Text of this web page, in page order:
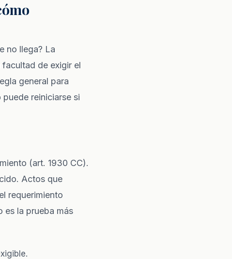
no llega? La
de exigir el
general para
reiniciarse si
(art. 1930 CC).
Actos que
requerimiento
es la prueba más